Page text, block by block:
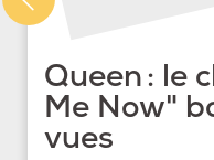
Queen : le
Me Now"
vues